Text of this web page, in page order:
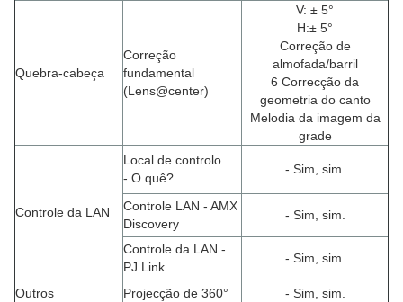
Quebra-cabeça
Correção
fundamental
(Lens@center)
V: ± 5°
H:± 5°
Correção de
almofada/barril
6 Correcção da
geometria do canto
Melodia da imagem da
grade
Controle da LAN
Local de controlo
- O quê?
- Sim, sim.
Controle LAN - AMX
Discovery
- Sim, sim.
Controle da LAN -
PJ Link
- Sim, sim.
Outros Projecção de 360°
- Sim, sim.